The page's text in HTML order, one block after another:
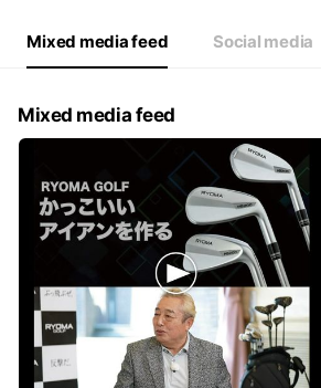
Mixed media feed Social media
Mixed media feed